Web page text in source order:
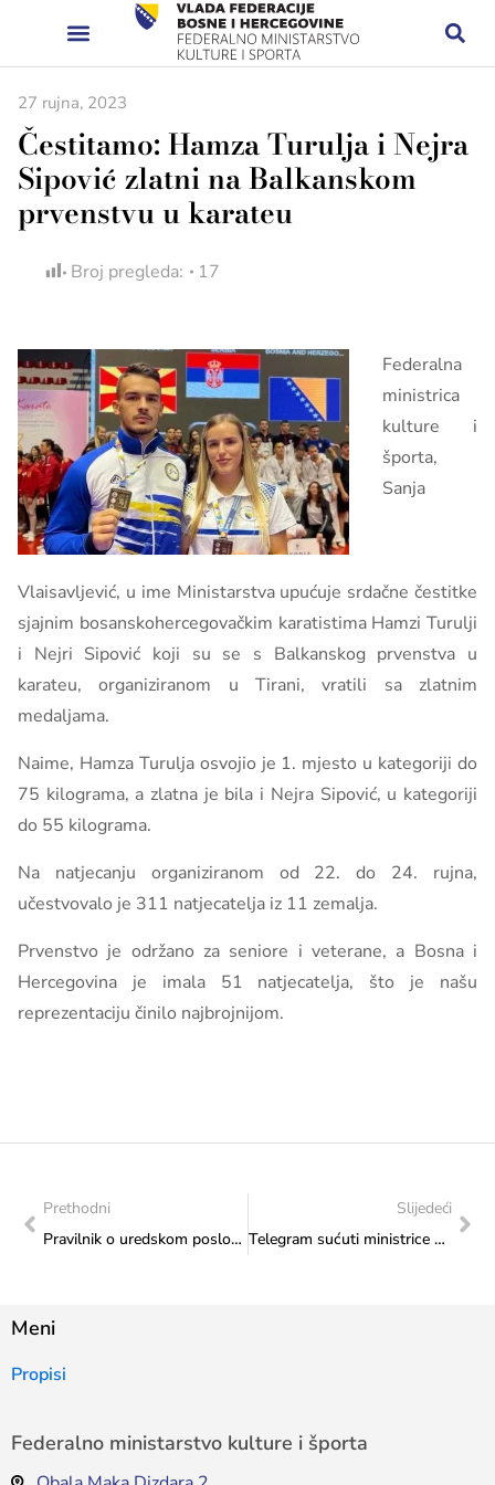
27 rujna, 2023
Čestitamo: Hamza Turulja i Nejra
Sipović zlatni na Balkanskom
prvenstvu u karateu
Broj pregleda: 17
Federalna
ministrica
kulture i
športa,
Sanja
Vlaisavljević, u ime Ministarstva upućuje srdačne čestitke
sjajnim bosanskohercegovačkim karatistima Hamzi Turulji
i Nejri Sipović koji su se s Balkanskog prvenstva u
karateu, organiziranom u Tirani, vratili sa zlatnim
medaljama.
Naime, Hamza Turulja osvojio je 1. mjesto u kategoriji do
75 kilograma, a zlatna je bila i Nejra Sipović, u kategoriji
do 55 kilograma.
Na natjecanju organiziranom od 22. do 24. rujna,
učestvovalo je 311 natjecatelja iz 11 zemalja.
Prvenstvo je održano za seniore i veterane, a Bosna i
Hercegovina je imala 51 natjecatelja, što je našu
reprezentaciju činilo najbrojnijom.
Prethodni
Pravilnik o uredskom poslovanju Federalnog ministarstva kulture i sporta
Slijedeći
Telegram sućuti ministrice Sanje Vlaisavljević povodom smrti čuvenog likovnog umjetnika Aleksandra Saše Bukvića
Meni
Propisi
Federalno ministarstvo kulture i športa